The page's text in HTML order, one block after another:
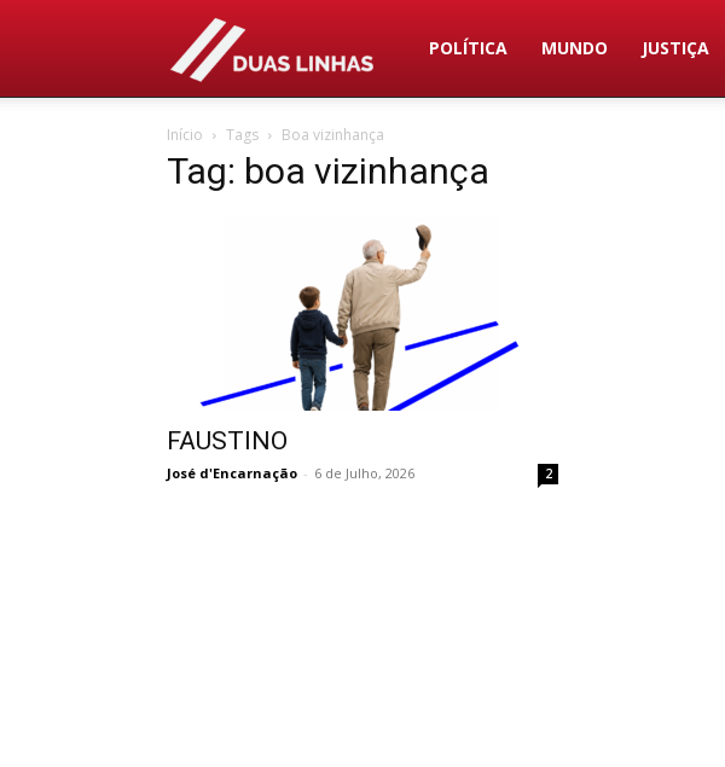
Duas
POLÍTICA MUNDO JUSTIÇA
Início Tags Boa vizinhança
Tag: boa vizinhança
FAUSTINO
José d'Encarnação - 6 de Julho, 2026 2